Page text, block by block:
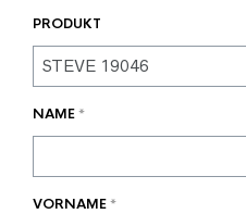
PRODUKT
NAME*
VORNAME*